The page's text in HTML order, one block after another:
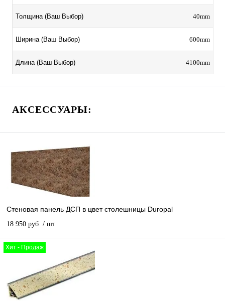
Толщина (Ваш Выбор) 40mm
Ширина (Ваш Выбор) 600mm
Длина (Ваш Выбор) 4100mm
АКСЕССУАРЫ:
Стеновая панель ДСП в цвет столешницы Duropal
18 950 руб. / шт
Хит - Продаж